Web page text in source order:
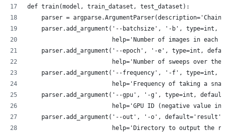
def train(model, train_dataset, test_dataset):
parser =
parser.add_argument('--batchsize', '-b', type=int,
help='Number of images in each
parser.add_argument('--epoch', '-e', type=int,
help='Number of sweeps over the
parser.add_argument('--frequency', '-f', type=int,
help='Frequency of taking a
parser.add_argument('--gpu', '-g', type=int,
help='GPU ID (negative value
    parser.add_argument('--out', '-o', default='result',
help='Directory to output the